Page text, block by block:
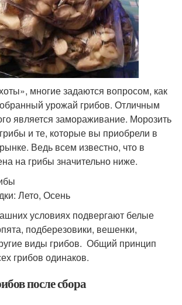
многие задаются вопросом, как
урожай грибов. Отличным
является замораживание. Морозить
и те, которые вы приобрели в
Ведь всем известно, что в
на грибы значительно ниже.
Лето, Осень
условиях подвергают белые
подберезовики, вешенки,
виды грибов. Общий принцип
грибов одинаков.
после сбора